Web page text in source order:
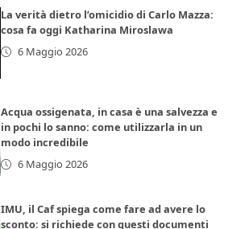
La verità dietro l’omicidio di Carlo Mazza:
cosa fa oggi Katharina Miroslawa
6 Maggio 2026
Acqua ossigenata, in casa è una salvezza e
in pochi lo sanno: come utilizzarla in un
modo incredibile
6 Maggio 2026
IMU, il Caf spiega come fare ad avere lo
sconto: si richiede con questi documenti